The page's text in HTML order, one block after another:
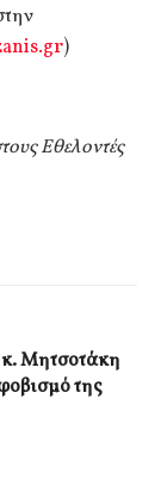
)
Εθελοντές
Μητσοτάκη
της